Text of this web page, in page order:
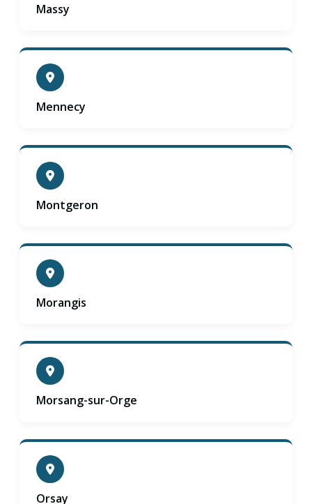
Massy
Mennecy
Montgeron
Morangis
Morsang-sur-Orge
Orsay